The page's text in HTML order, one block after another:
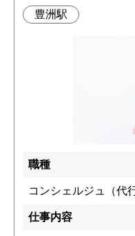
豊洲駅
職種
コンシェルジュ（代
仕事内容